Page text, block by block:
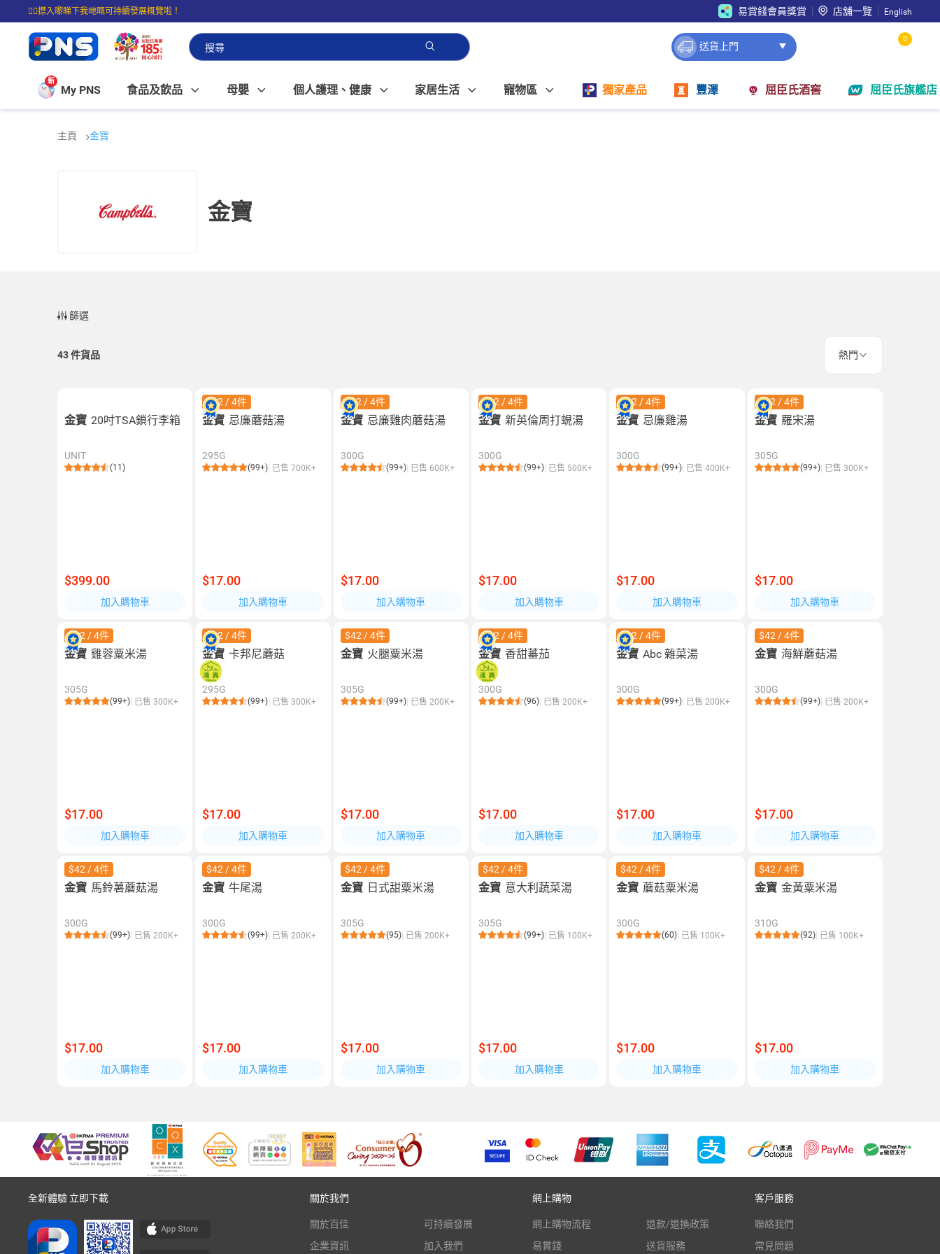
☝🏼㩒入嚟睇下我哋嘅可持續發展概覽啦！
⭐購物滿$399即享免費送貨；滿$100即可免費店取。
易賞錢會員獎賞 店舖一覽 English
送貨上門
0
新
My PNS 食品及飲品 母嬰 個人護理、健康 家居生活 寵物區 獨家產品 豐澤 屈臣氏酒窖 屈臣氏旗艦店
主頁 金寶
金寶
篩選
43件貨品 熱門
金寶 20吋TSA鎖行李箱
UNIT
(11)
$399.00
加入購物車
$42 / 4件
金寶 忌廉蘑菇湯
295G
(99+) 已售 700K+
$17.00
加入購物車
$42 / 4件
金寶 忌廉雞肉蘑菇湯
300G
(99+) 已售 600K+
$17.00
加入購物車
$42 / 4件
金寶 新英倫周打蜆湯
300G
(99+) 已售 500K+
$17.00
加入購物車
$42 / 4件
金寶 忌廉雞湯
300G
(99+) 已售 400K+
$17.00
加入購物車
$42 / 4件
金寶 羅宋湯
305G
(99+) 已售 300K+
$17.00
加入購物車
$42 / 4件
金寶 雞蓉粟米湯
305G
(99+) 已售 300K+
$17.00
加入購物車
$42 / 4件
金寶 卡邦尼蘑菇
295G
(99+) 已售 300K+
$17.00
加入購物車
$42 / 4件
金寶 火腿粟米湯
305G
(99+) 已售 200K+
$17.00
加入購物車
$42 / 4件
金寶 香甜蕃茄
300G
(96) 已售 200K+
$17.00
加入購物車
$42 / 4件
金寶 Abc 雜菜湯
300G
(99+) 已售 200K+
$17.00
加入購物車
$42 / 4件
金寶 海鮮蘑菇湯
300G
(99+) 已售 200K+
$17.00
加入購物車
$42 / 4件
金寶 馬鈴薯蘑菇湯
300G
(99+) 已售 200K+
$17.00
加入購物車
$42 / 4件
金寶 牛尾湯
300G
(99+) 已售 200K+
$17.00
加入購物車
$42 / 4件
金寶 日式甜粟米湯
305G
(95) 已售 200K+
$17.00
加入購物車
$42 / 4件
金寶 意大利蔬菜湯
305G
(99+) 已售 100K+
$17.00
加入購物車
$42 / 4件
金寶 蘑菇粟米湯
300G
(60) 已售 100K+
$17.00
加入購物車
$42 / 4件
金寶 金黃粟米湯
310G
(92) 已售 100K+
$17.00
加入購物車
全新體驗 立即下載 關於我們
關於百佳
企業資訊
可持續發展
加入我們
網上購物
網上購物流程
易賞錢
退款/退換政策
送貨服務
客戶服務
聯絡我們
常見問題